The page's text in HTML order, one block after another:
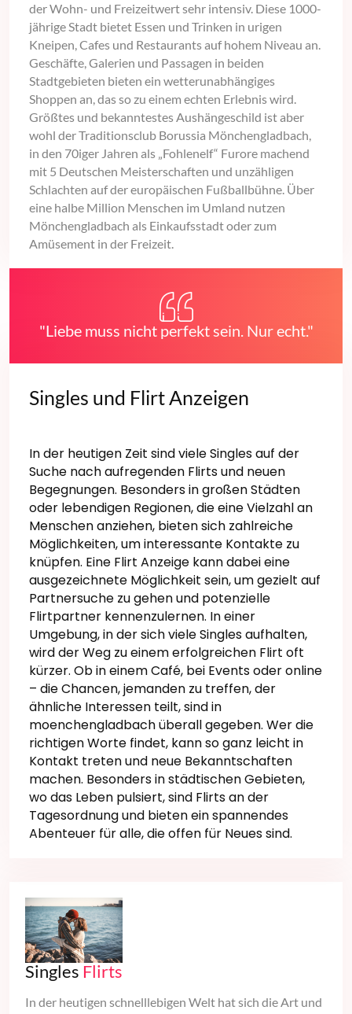
der Wohn- und Freizeitwert sehr intensiv. Diese 1000-
jährige Stadt bietet Essen und Trinken in urigen
Kneipen, Cafes und Restaurants auf hohem Niveau an.
Geschäfte, Galerien und Passagen in beiden
Stadtgebieten bieten ein wetterunabhängiges
Shoppen an, das so zu einem echten Erlebnis wird.
Größtes und bekanntestes Aushängeschild ist aber
wohl der Traditionsclub Borussia Mönchengladbach,
in den 70iger Jahren als „Fohlenelf“ Furore machend
mit 5 Deutschen Meisterschaften und unzähligen
Schlachten auf der europäischen Fußballbühne. Über
eine halbe Million Menschen im Umland nutzen
Mönchengladbach als Einkaufsstadt oder zum
Amüsement in der Freizeit.
"Liebe muss nicht perfekt sein. Nur echt."
Singles und Flirt Anzeigen
In der heutigen Zeit sind viele Singles auf der
Suche nach aufregenden Flirts und neuen
Begegnungen. Besonders in großen Städten
oder lebendigen Regionen, die eine Vielzahl an
Menschen anziehen, bieten sich zahlreiche
Möglichkeiten, um interessante Kontakte zu
knüpfen. Eine Flirt Anzeige kann dabei eine
ausgezeichnete Möglichkeit sein, um gezielt auf
Partnersuche zu gehen und potenzielle
Flirtpartner kennenzulernen. In einer
Umgebung, in der sich viele Singles aufhalten,
wird der Weg zu einem erfolgreichen Flirt oft
kürzer. Ob in einem Café, bei Events oder online
– die Chancen, jemanden zu treffen, der
ähnliche Interessen teilt, sind in
moenchengladbach überall gegeben. Wer die
richtigen Worte findet, kann so ganz leicht in
Kontakt treten und neue Bekanntschaften
machen. Besonders in städtischen Gebieten,
wo das Leben pulsiert, sind Flirts an der
Tagesordnung und bieten ein spannendes
Abenteuer für alle, die offen für Neues sind.
Singles Flirts
In der heutigen schnelllebigen Welt hat sich die Art und